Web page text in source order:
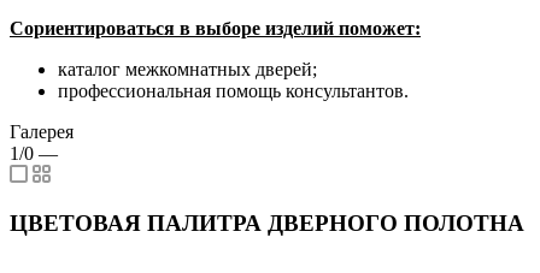
Сориентироваться в выборе изделий поможет:
каталог межкомнатных дверей;
профессиональная помощь консультантов.
Галерея
1/0 —
ЦВЕТОВАЯ ПАЛИТРА ДВЕРНОГО ПОЛОТНА